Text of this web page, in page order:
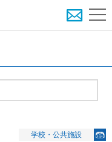
学校・公共施設